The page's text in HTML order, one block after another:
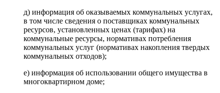
д) информация об оказываемых коммунальных услугах,
в том числе сведения о поставщиках коммунальных
ресурсов, установленных ценах (тарифах) на
коммунальные ресурсы, нормативах потребления
коммунальных услуг (нормативах накопления твердых
коммунальных отходов);
е) информация об использовании общего имущества в
многоквартирном доме;